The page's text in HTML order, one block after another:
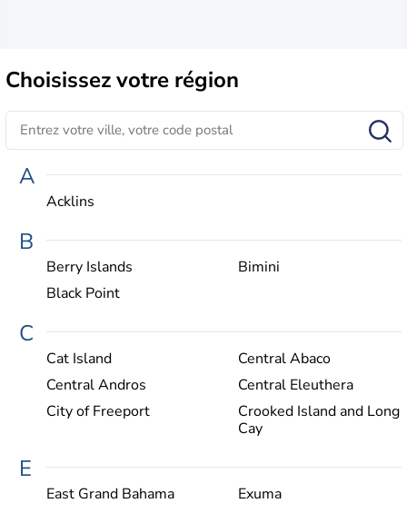
Choisissezvotre région
A
Acklins
B
Berry Islands
Bimini
Black Point
C
Cat Island
Central Abaco
Central Andros
Central Eleuthera
City of Freeport
Crooked Island and Long
Cay
E
East Grand Bahama Exuma